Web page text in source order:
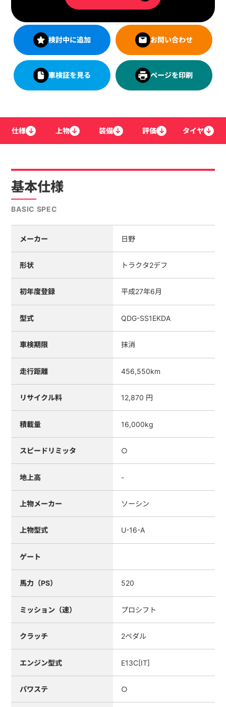
検討中に追加 お問い合わせ
車検証を見る ページを印刷
仕様 ↓ 上物 ↓ 装備 ↓ 評価 ↓ タイヤ ↓
基本仕様
BASIC SPEC
メーカー 日野
形状 トラクタ2デフ
初年度登録 平成27年6月
型式 QDG-SS1EKDA
車検期限 抹消
走行距離 456,550km
リサイクル料 12,870 円
積載量 16,000kg
スピードリミッタ ○
地上高 -
上物メーカー ソーシン
上物型式 U-16-A
ゲート
馬力（PS） 520
ミッション（速） プロシフト
クラッチ 2ペダル
エンジン型式 E13C[IT]
パワステ ○